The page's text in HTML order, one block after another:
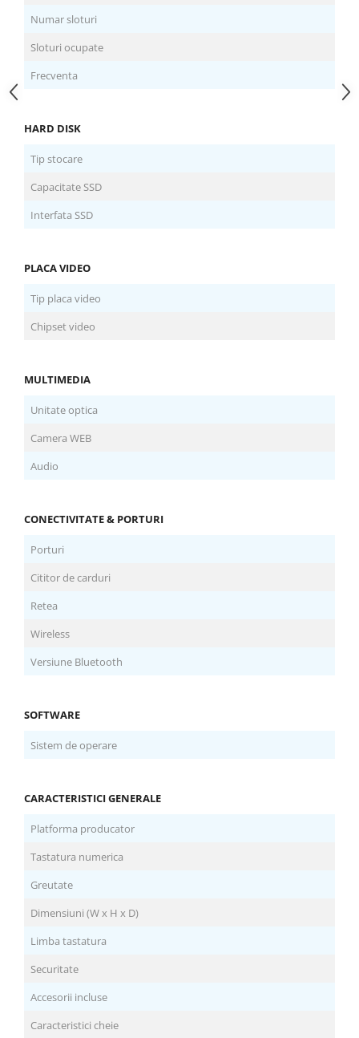
Numar sloturi
Sloturi ocupate
Frecventa
HARD DISK
Tip stocare
Capacitate SSD
Interfata SSD
PLACA VIDEO
Tip placa video
Chipset video
MULTIMEDIA
Unitate optica
Camera WEB
Audio
CONECTIVITATE & PORTURI
Porturi
Cititor de carduri
Retea
Wireless
Versiune Bluetooth
SOFTWARE
Sistem de operare
CARACTERISTICI GENERALE
Platforma producator
Tastatura numerica
Greutate
Dimensiuni (W x H x D)
Limba tastatura
Securitate
Accesorii incluse
Caracteristici cheie